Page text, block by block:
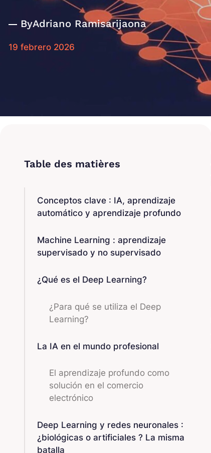
ByAdriano Ramisarijaona
19 febrero 2026
Conceptos clave : IA, aprendizaje
automático y aprendizaje profundo
Machine Learning : aprendizaje
supervisado y no supervisado
¿Qué es el Deep Learning?
¿Para qué se utiliza el Deep
Learning?
La IA en el mundo profesional
El aprendizaje profundo como
solución en el comercio
electrónico
Deep Learning y redes neuronales :
¿biológicas o artificiales ? La misma
batalla